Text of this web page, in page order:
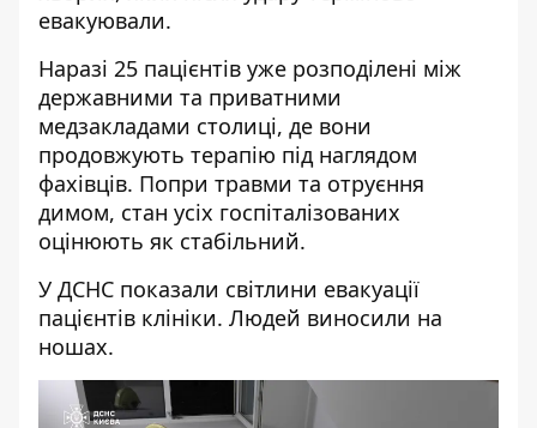
евакуювали.
Наразі 25 пацієнтів уже розподілені між
державними та приватними
медзакладами столиці, де вони
продовжують терапію під наглядом
фахівців. Попри травми та отруєння
димом, стан усіх госпіталізованих
оцінюють як стабільний.
У ДСНС показали світлини евакуації
пацієнтів клініки. Людей виносили на
ношах.